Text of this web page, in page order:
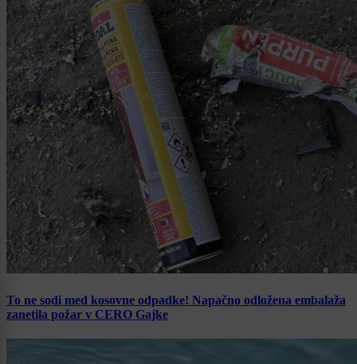
To ne sodi med kosovne odpadke! Napačno odložena embalaža
zanetila požar v CERO Gajke